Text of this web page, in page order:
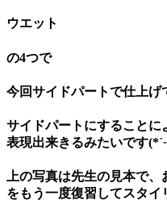
ウエット
の4つで
今回サイドパートで仕上げ
サイドパートにすること
表現出来きるみたいです
上の写真は先生の見本で、
をもう一度復習してスタイ